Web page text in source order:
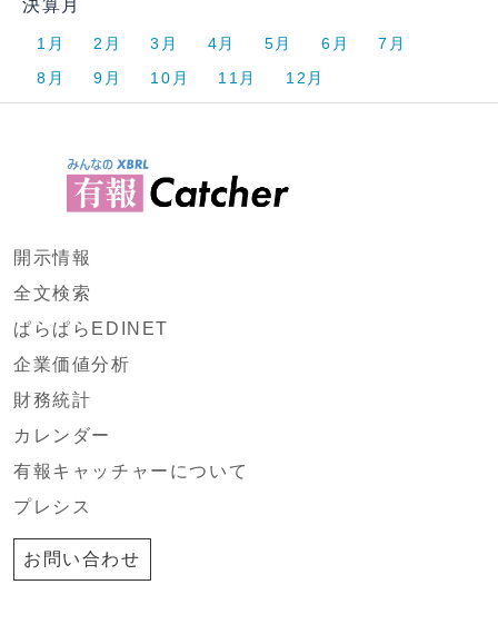
決算月
1月 2月 3月 4月 5月 6月
7月
8月
9月 10月 11月 12月
開示情報
全文検索
ぱらぱらEDINET
企業価値分析
財務統計
カレンダー
有報キャッチャーについて
プレシス
お問い合わせ